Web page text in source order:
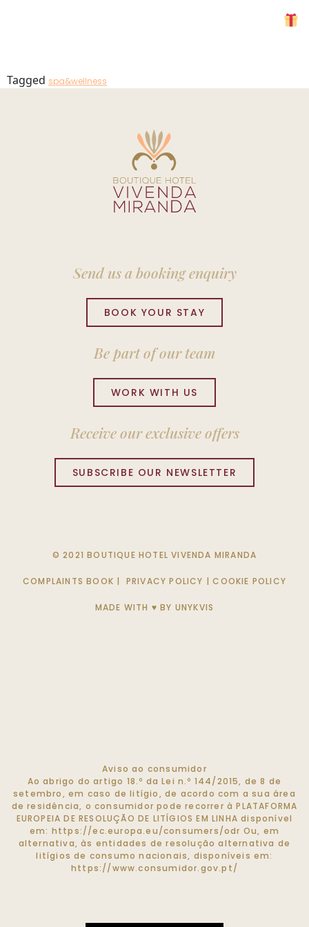
Tagged spa&wellness
Send us a booking enquiry
BOOK YOUR STAY
Be part of our team
WORK WITH US
Receive our exclusive offers
SUBSCRIBE OUR NEWSLETTER
© 2021 BOUTIQUE HOTEL VIVENDA MIRANDA
COMPLAINTS BOOK | PRIVACY POLICY |COOKIE POLICY
MADE WITH ♥ BY UNYKVIS
Aviso ao consumidor
Ao abrigo do artigo 18.º da Lei n.º 144/2015, de 8 de
setembro, em caso de litígio, de acordo com a sua área
de residência, o consumidor pode recorrer à PLATAFORMA
EUROPEIA DE RESOLUÇÃO DE LITÍGIOS EM LINHA disponível
em: https://ec.europa.eu/consumers/odr Ou, em
alternativa, às entidades de resolução alternativa de
litígios de consumo nacionais, disponíveis em:
https://www.consumidor.gov.pt/